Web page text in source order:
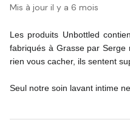
Mis à jour il y a 6 mois
Les produits Unbottled
fabriqués à Grasse par
rien vous cacher, ils sentent
Seul notre soin lavant intime